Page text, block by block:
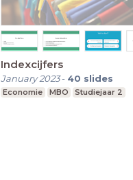
Indexcijfers
January 2023- 40 slides
Economie MBO Studiejaar 2